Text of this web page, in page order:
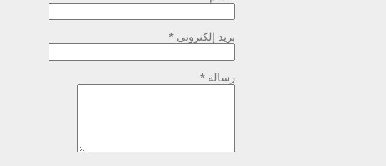
بريد إلكتروني *
رسالة *